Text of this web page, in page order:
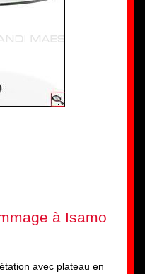
à Isamo
avec plateau en